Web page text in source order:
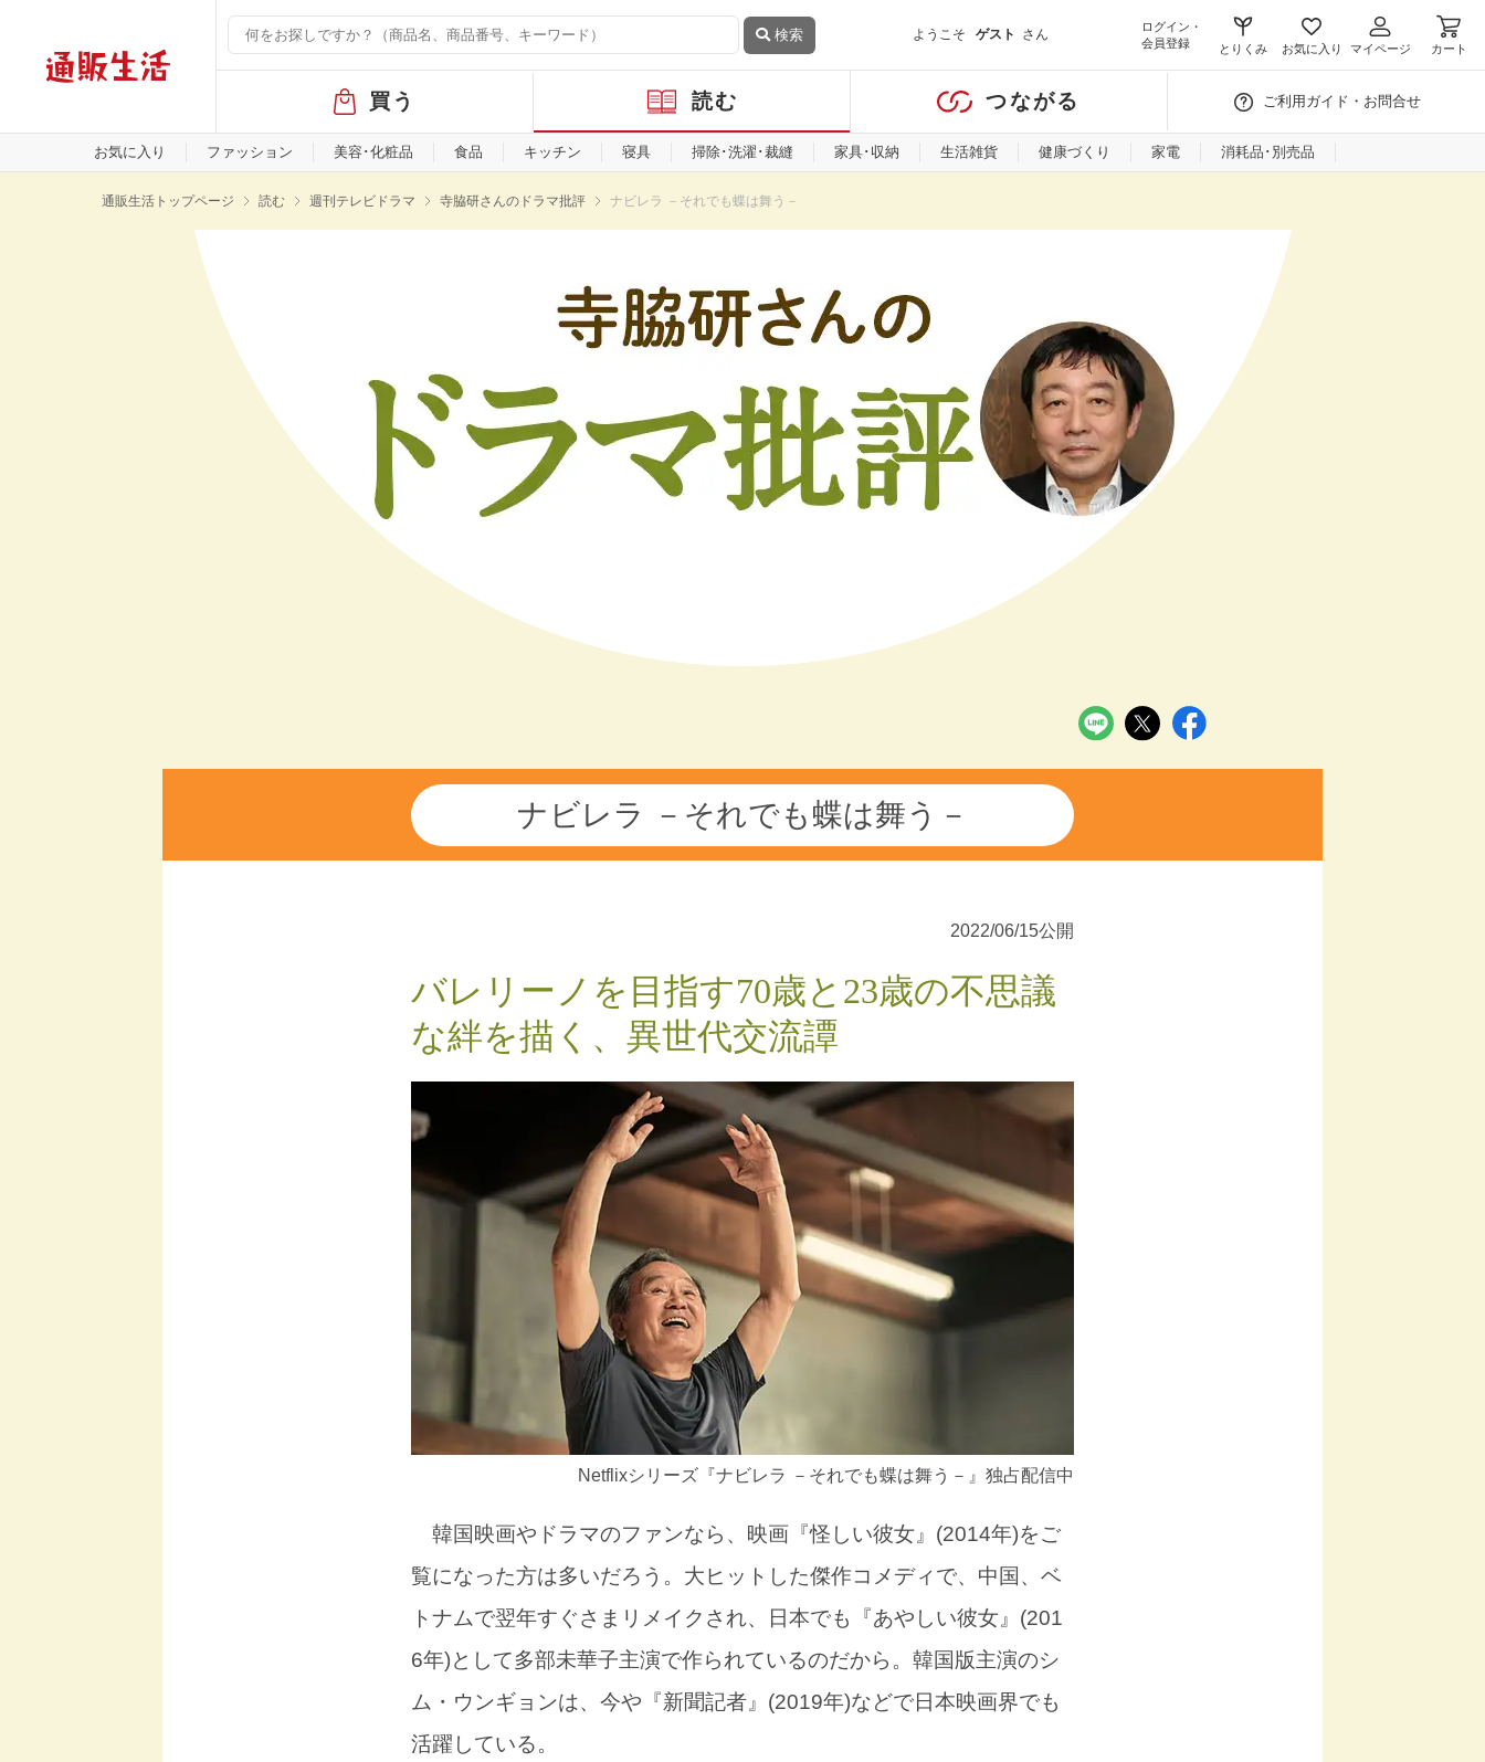
検索 ようこそ ゲスト さん
ログイン・
会員登録
とりくみ お気に入り マイページ カート
バ
ル
メ
買う 読む つながる ご利用ガイド・お問合せ
お気に入り ファッション 美容･化粧品 食品 キッチン 寝具 掃除･洗濯･裁縫 家具･収納 生活雑貨 健康づくり 家電 消耗品･別売品
通販生活トップページ 読む 週刊テレビドラマ 寺脇研さんのドラマ批評 ナビレラ －それでも蝶は舞う－
ナビレラ －それでも蝶は舞う－
2022/06/15公開
バレリーノを目指す70歳と23歳の不思議
な絆を描く、異世代交流譚
Netflixシリーズ『ナビレラ －それでも蝶は舞う－』独占配信中
韓国映画やドラマのファンなら、映画『怪しい彼女』(2014年)をご
覧になった方は多いだろう。大ヒットした傑作コメディで、中国、ベ
トナムで翌年すぐさまリメイクされ、日本でも『あやしい彼女』(201
6年)として多部未華子主演で作られているのだから。韓国版主演のシ
ム・ウンギョンは、今や『新聞記者』(2019年)などで日本映画界でも
活躍している。